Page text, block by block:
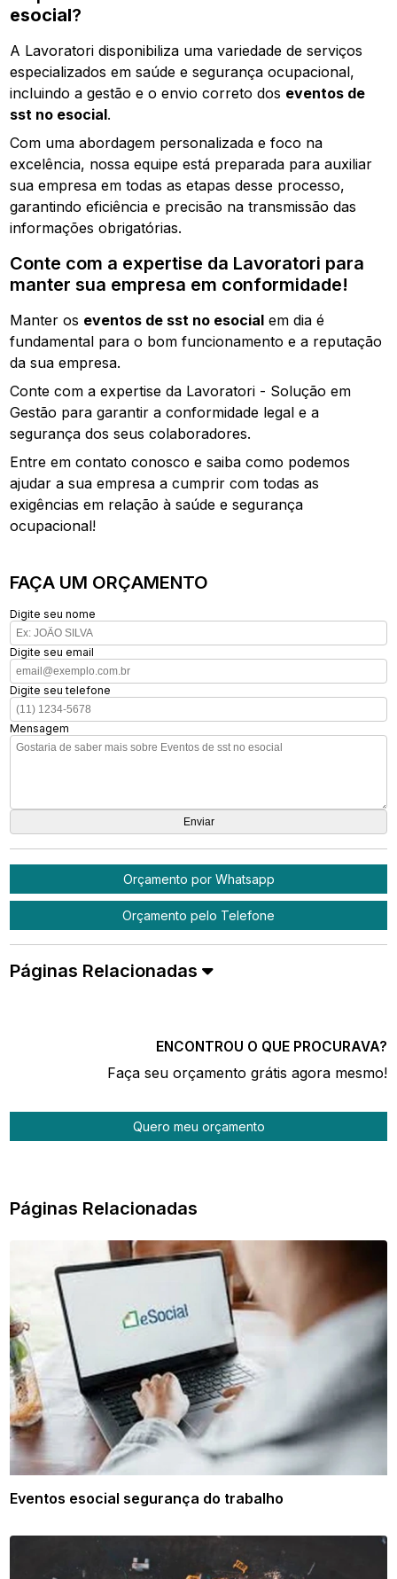
esocial?
A Lavoratori disponibiliza uma variedade de serviços
especializados em saúde e segurança ocupacional,
incluindo a gestão e o envio correto dos eventos de
sst no esocial.
Com uma abordagem personalizada e foco na
excelência, nossa equipe está preparada para auxiliar
sua empresa em todas as etapas desse processo,
garantindo eficiência e precisão na transmissão das
informações obrigatórias.
Conte com a expertise da Lavoratori para
manter sua empresa em conformidade!
Manter os eventos de sst no esocial em dia é
fundamental para o bom funcionamento e a reputação
da sua empresa.
Conte com a expertise da Lavoratori - Solução em
Gestão para garantir a conformidade legal e a
segurança dos seus colaboradores.
Entre em contato conosco e saiba como podemos
ajudar a sua empresa a cumprir com todas as
exigências em relação à saúde e segurança
ocupacional!
FAÇA UM ORÇAMENTO
Digite seu nome
Digite seu email
Digite seu telefone
Mensagem
Orçamento por Whatsapp
Orçamento pelo Telefone
Páginas Relacionadas
ENCONTROU O QUE PROCURAVA?
Faça seu orçamento grátis agora mesmo!
Quero meu orçamento
Páginas Relacionadas
Eventos esocial segurança do trabalho